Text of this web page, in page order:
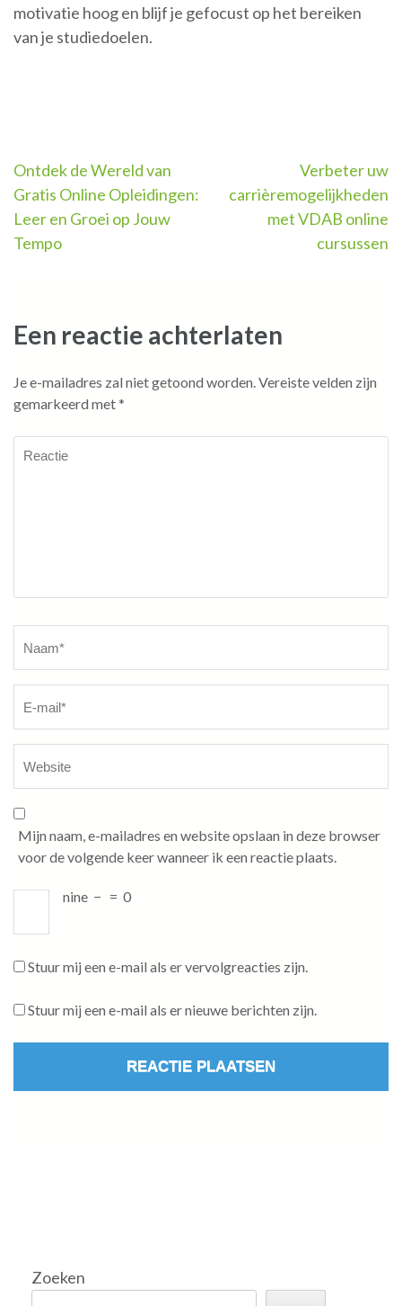
motivatie hoog en blijf je gefocust op het bereiken
van je studiedoelen.
Berichtnavigatie
Ontdek de Wereld van
Gratis Online Opleidingen:
Leer en Groei op Jouw
Tempo
Verbeter uw
carrièremogelijkheden
met VDAB online
cursussen
Een reactie achterlaten
Je e-mailadres zal niet getoond worden.Vereiste velden zijn
gemarkeerd met*
Mijn naam, e-mailadres en website opslaan in deze browser
voor de volgende keer wanneer ik een reactie plaats.
nine − = 0
Stuur mij een e-mail als er vervolgreacties zijn.
Stuur mij een e-mail als er nieuwe berichten zijn.
Zoeken